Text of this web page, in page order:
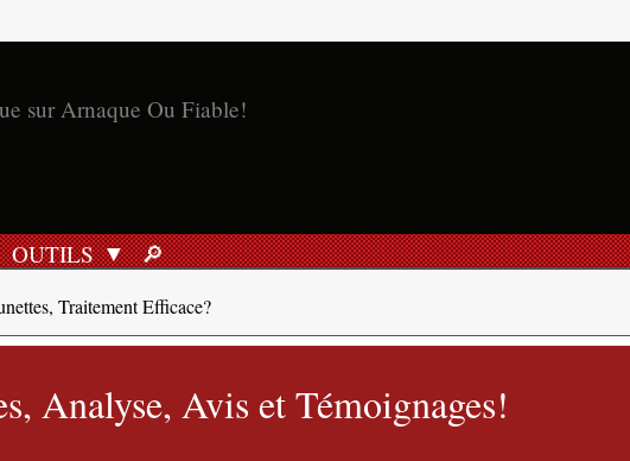
sur Arnaque Ou Fiable!
OUTILS RECHERCHER
🔎︎
Traitement Efficace?
Analyse, Avis et Témoignages!